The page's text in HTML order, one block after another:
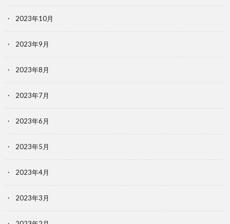
2023年10月
2023年9月
2023年8月
2023年7月
2023年6月
2023年5月
2023年4月
2023年3月